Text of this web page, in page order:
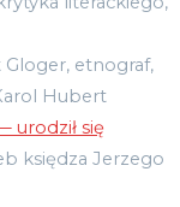
etnograf,
Hubert
urodził się
księdza Jerzego